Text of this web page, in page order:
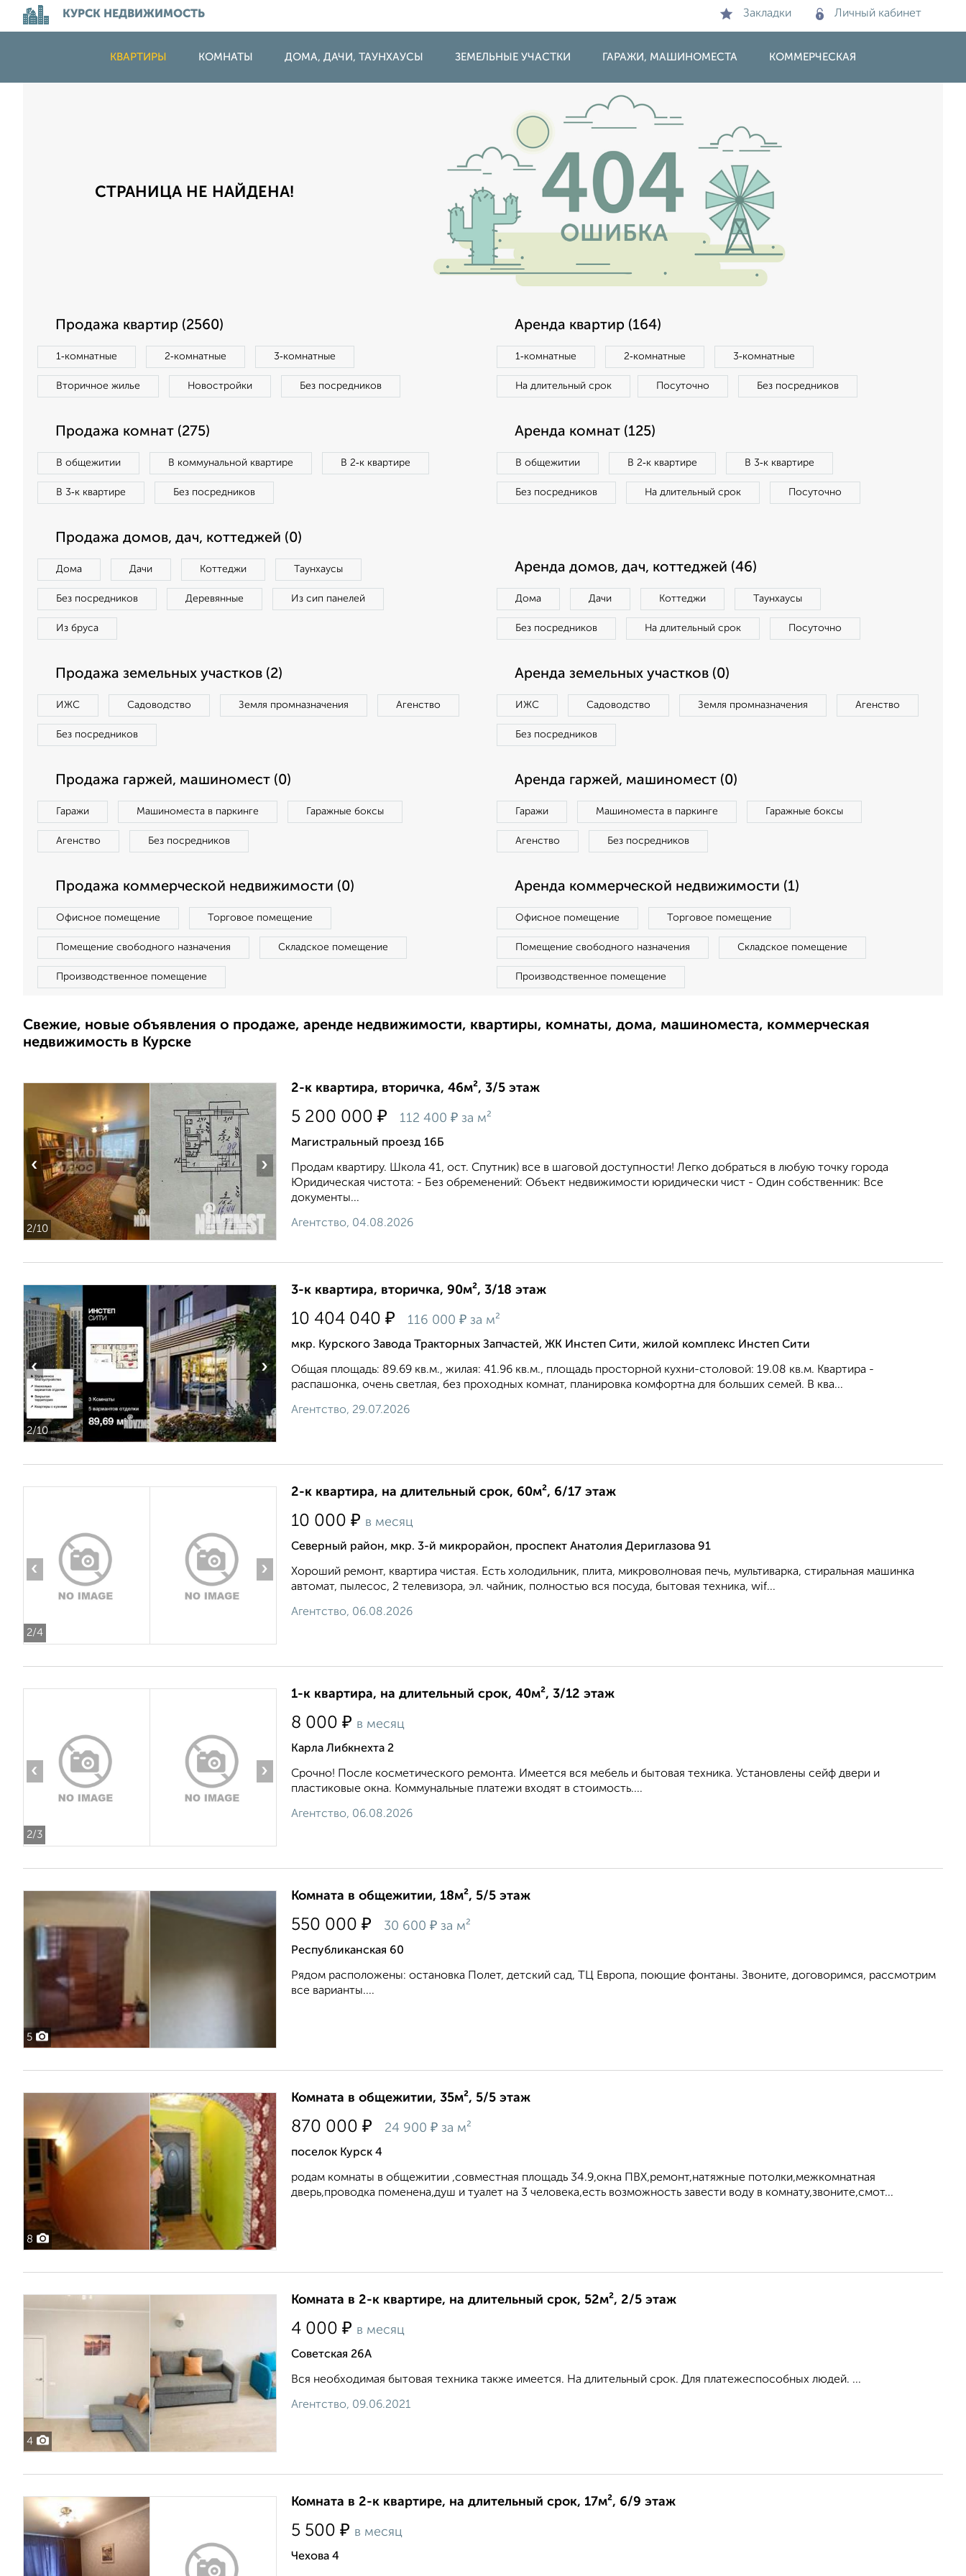
КУРСК НЕДВИЖИМОСТЬ Закладки Личный кабинет
КВАРТИРЫ КОМНАТЫ ДОМА, ДАЧИ, ТАУНХАУСЫ ЗЕМЕЛЬНЫЕ УЧАСТКИ ГАРАЖИ, МАШИНОМЕСТА КОММЕРЧЕСКАЯ
СТРАНИЦА НЕ НАЙДЕНА!
Продажа квартир (2560)
1‑комнатные 2‑комнатные 3‑комнатные
Вторичное жилье Новостройки Без посредников
Аренда квартир (164)
1‑комнатные 2‑комнатные 3‑комнатные
На длительный срок Посуточно Без посредников
Продажа комнат (275)
В общежитии В коммунальной квартире В 2‑к квартире
В 3‑к квартире Без посредников
Аренда комнат (125)
В общежитии В 2‑к квартире В 3‑к квартире
Без посредников На длительный срок Посуточно
Продажа домов, дач, коттеджей (0)
Дома Дачи Коттеджи Таунхаусы
Без посредников Деревянные Из сип панелей
Из бруса
Аренда домов, дач, коттеджей (46)
Дома Дачи Коттеджи Таунхаусы
Без посредников На длительный срок Посуточно
Продажа земельных участков (2)
ИЖС Садоводство Земля промназначения Агенство
Без посредников
Аренда земельных участков (0)
ИЖС Садоводство Земля промназначения Агенство
Без посредников
Продажа гаржей, машиномест (0)
Гаражи Машиноместа в паркинге Гаражные боксы
Агенство Без посредников
Аренда гаржей, машиномест (0)
Гаражи Машиноместа в паркинге Гаражные боксы
Агенство Без посредников
Продажа коммерческой недвижимости (0)
Офисное помещение Торговое помещение
Помещение свободного назначения Складское помещение
Производственное помещение
Аренда коммерческой недвижимости (1)
Офисное помещение Торговое помещение
Помещение свободного назначения Складское помещение
Производственное помещение
Свежие, новые объявления о продаже, аренде недвижимости, квартиры, комнаты, дома, машиноместа, коммерческая
недвижимость в Курске
2/10
‹ ›
2-к квартира, вторичка, 46м², 3/5 этаж
5 200 000 ₽ 112 400 ₽ за м²
Магистральный проезд 16Б
Продам квартиру. Школа 41, ост. Спутник) все в шаговой доступности! Легко добраться в любую точку города
Юридическая чистота: - Без обременений: Объект недвижимости юридически чист - Один собственник: Все
документы...
Агентство, 04.08.2026
2/10
‹ ›
3-к квартира, вторичка, 90м², 3/18 этаж
10 404 040 ₽ 116 000 ₽ за м²
мкр. Курского Завода Тракторных Запчастей, ЖК Инстеп Сити, жилой комплекс Инстеп Сити
Общая площадь: 89.69 кв.м., жилая: 41.96 кв.м., площадь просторной кухни-столовой: 19.08 кв.м. Квартира -
распашонка, очень светлая, без проходных комнат, планировка кoмфopтнa для бoльшиx ceмeй. В ква...
Агентство, 29.07.2026
2/4
‹ ›
2-к квартира, на длительный срок, 60м², 6/17 этаж
10 000 ₽ в месяц
Северный район, мкр. 3-й микрорайон, проспект Анатолия Дериглазова 91
Хороший ремонт, квартира чистая. Есть холодильник, плита, микроволновая печь, мультиварка, стиральная машинка
автомат, пылесос, 2 телевизора, эл. чайник, полностью вся посуда, бытовая техника, wif...
Агентство, 06.08.2026
2/3
‹ ›
1-к квартира, на длительный срок, 40м², 3/12 этаж
8 000 ₽ в месяц
Карла Либкнехта 2
Срочно! После косметического ремонта. Имеется вся мебель и бытовая техника. Установлены сейф двери и
пластиковые окна. Коммунальные платежи входят в стоимость....
Агентство, 06.08.2026
5
Комната в общежитии, 18м², 5/5 этаж
550 000 ₽ 30 600 ₽ за м²
Республиканская 60
Рядом расположены: остановка Полет, детский сад, ТЦ Европа, поющие фонтаны. Звоните, договоримся, рассмотрим
все варианты....
8
Комната в общежитии, 35м², 5/5 этаж
870 000 ₽ 24 900 ₽ за м²
поселок Курск 4
родам комнаты в общежитии ,совместная площадь 34.9,окна ПВХ,ремонт,натяжные потолки,межкомнатная
дверь,проводка поменена,душ и туалет на 3 человека,есть возможность завести воду в комнату,звоните,смот...
4
Комната в 2-к квартире, на длительный срок, 52м², 2/5 этаж
4 000 ₽ в месяц
Советская 26А
Вся необходимая бытовая техника также имеется. На длительный срок. Для платежеспособных людей. ...
Агентство, 09.06.2021
Комната в 2-к квартире, на длительный срок, 17м², 6/9 этаж
5 500 ₽ в месяц
Чехова 4